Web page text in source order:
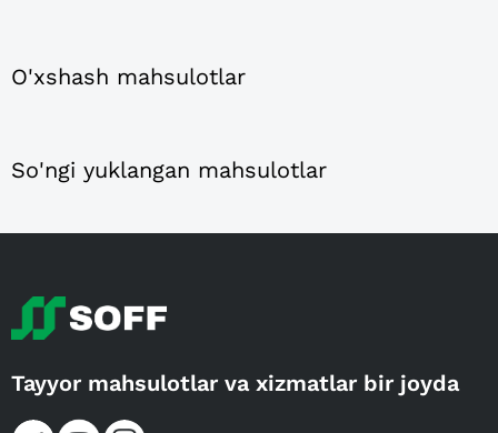
O'xshash mahsulotlar
So'ngi yuklangan mahsulotlar
Tayyor mahsulotlar va xizmatlar bir joyda